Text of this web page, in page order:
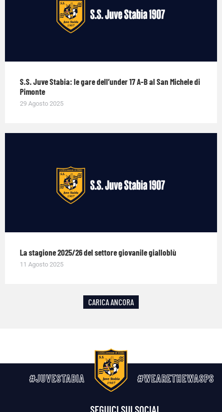
S.S. Juve Stabia: le gare dell’under 17 A-B al San Michele di
Pimonte
29 Agosto 2025
La stagione 2025/26 del settore giovanile gialloblù
11 Agosto 2025
CARICA ANCORA
#JUVESTABIA #WEARETHEWASPS
SEGUICI SUI SOCIAL